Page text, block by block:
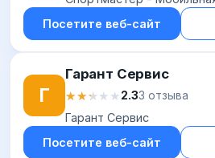
Посетите веб-сайт
Г
Гарант Сервис
★★★★★
★★★★★2.33 отзыва
Гарант Сервис
Посетите веб-сайт